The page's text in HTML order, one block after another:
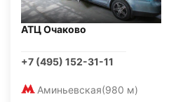
АТЦ Очаково
+7 (495) 152-31-11
Аминьевская(980 м)